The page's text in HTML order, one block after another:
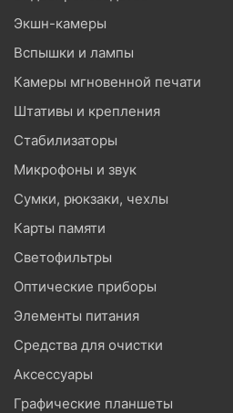
Экшн-камеры
Вспышки и лампы
Камеры мгновенной печати
Штативы и крепления
Стабилизаторы
Микрофоны и звук
Сумки, рюкзаки, чехлы
Карты памяти
Светофильтры
Оптические приборы
Элементы питания
Средства для очистки
Аксессуары
Графические планшеты